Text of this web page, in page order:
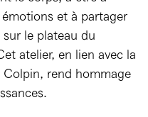
et à partager
le plateau du
atelier, en lien avec la
rend hommage